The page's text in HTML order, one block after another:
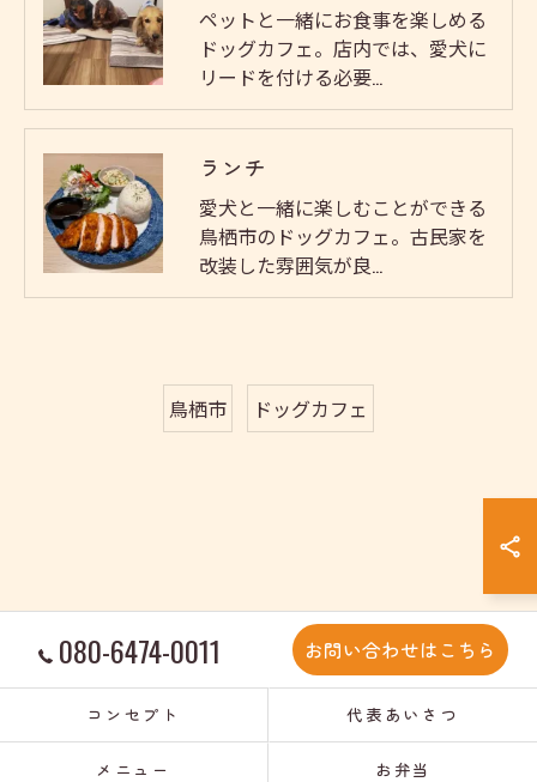
ペットと一緒にお食事を楽しめる
ドッグカフェ。店内では、愛犬に
リードを付ける必要…
ランチ
愛犬と一緒に楽しむことができる
鳥栖市のドッグカフェ。古民家を
改装した雰囲気が良…
鳥栖市 ドッグカフェ
080-6474-0011 お問い合わせはこちら
コンセプト 代表あいさつ
メニュー お弁当